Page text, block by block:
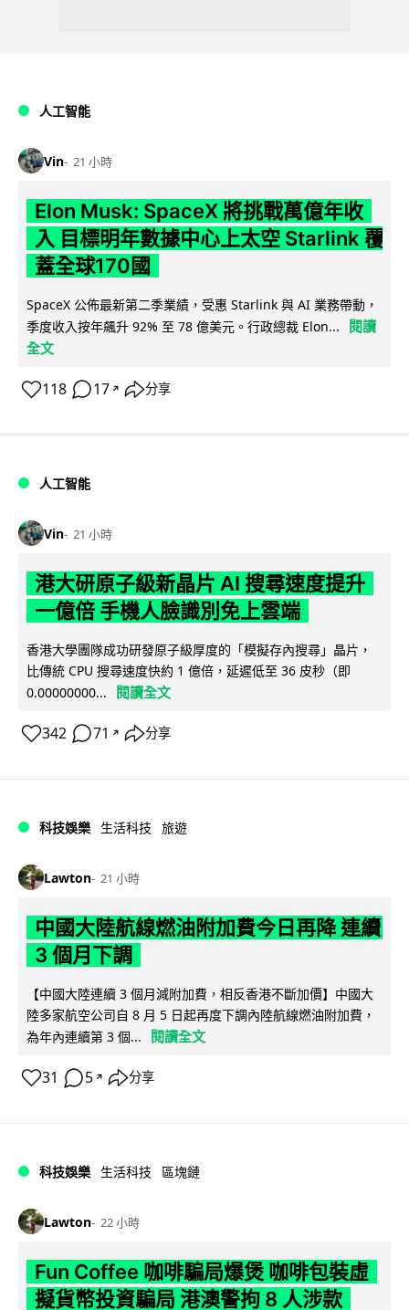
人工智能
Vin 21 小時
Elon Musk: SpaceX 將挑戰萬億年收
入 目標明年數據中心上太空 Starlink 覆
蓋全球170國
SpaceX 公佈最新第二季業績，受惠 Starlink 與 AI 業務帶動，
季度收入按年飆升 92% 至 78 億美元。行政總裁 Elon...
閱讀
全文
118 17 ↗ 分享
人工智能
Vin 21 小時
港大研原子級新晶片 AI 搜尋速度提升
一億倍 手機人臉識別免上雲端
香港大學團隊成功研發原子級厚度的「模擬存內搜尋」晶片，
比傳統 CPU 搜尋速度快約 1 億倍，延遲低至 36 皮秒（即
0.00000000...
閱讀全文
342 71 ↗ 分享
科技娛樂 生活科技 旅遊
Lawton 21 小時
中國大陸航線燃油附加費今日再降 連續
3 個月下調
【中國大陸連續 3 個月減附加費，相反香港不斷加價】中國大
陸多家航空公司自 8 月 5 日起再度下調內陸航線燃油附加費，
為年內連續第 3 個...
閱讀全文
31 5 ↗ 分享
科技娛樂 生活科技 區塊鏈
Lawton 22 小時
Fun Coffee 咖啡騙局爆煲 咖啡包裝虛
擬貨幣投資騙局 港澳警拘 8 人涉款